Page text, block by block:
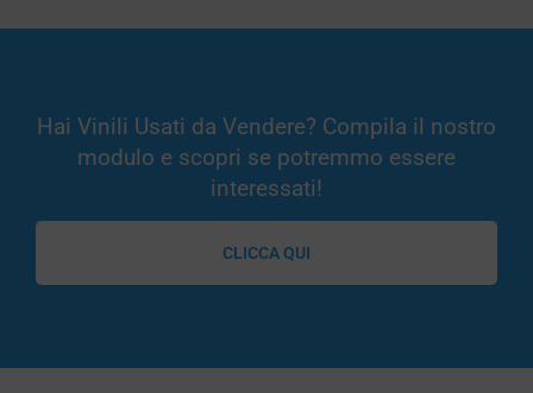
Hai Vinili Usati da Vendere? Compila il nostro
modulo e scopri se potremmo essere
interessati!
CLICCA QUI